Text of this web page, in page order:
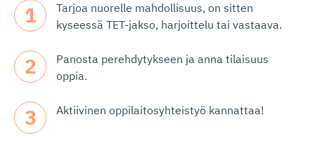
Tarjoa nuorelle mahdollisuus, on sitten
kyseessä TET-jakso, harjoittelu tai vastaava.
Panosta perehdytykseen ja anna tilaisuus
oppia.
Aktiivinen oppilaitosyhteistyö kannattaa!